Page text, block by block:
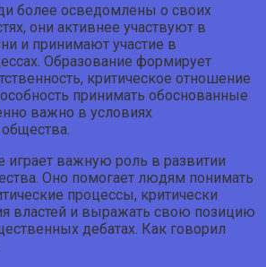
более осведомлены о своих
они активнее участвуют в
и принимают участие в
Образование формирует
критическое отношение
принимать обоснованные
важно в условиях
играет важную роль в развитии
Оно помогает людям понимать
процессы, критически
властей и выражать свою позицию
дебатах. Как говорил